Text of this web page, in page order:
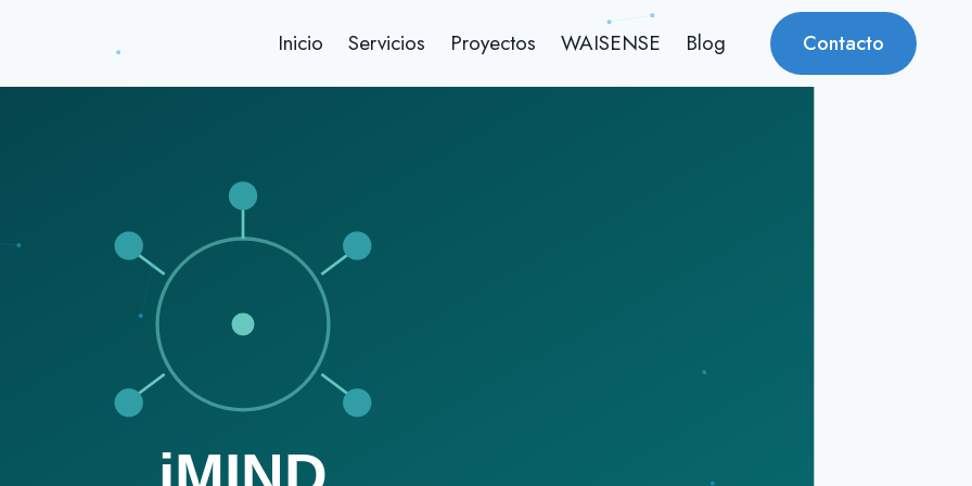
Inicio Servicios Proyectos WAISENSE Blog Contacto